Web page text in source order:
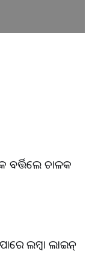
ବର୍ତ୍ତିଲେ ଚାଳକ
ଲମ୍ବା ଲାଇନ୍